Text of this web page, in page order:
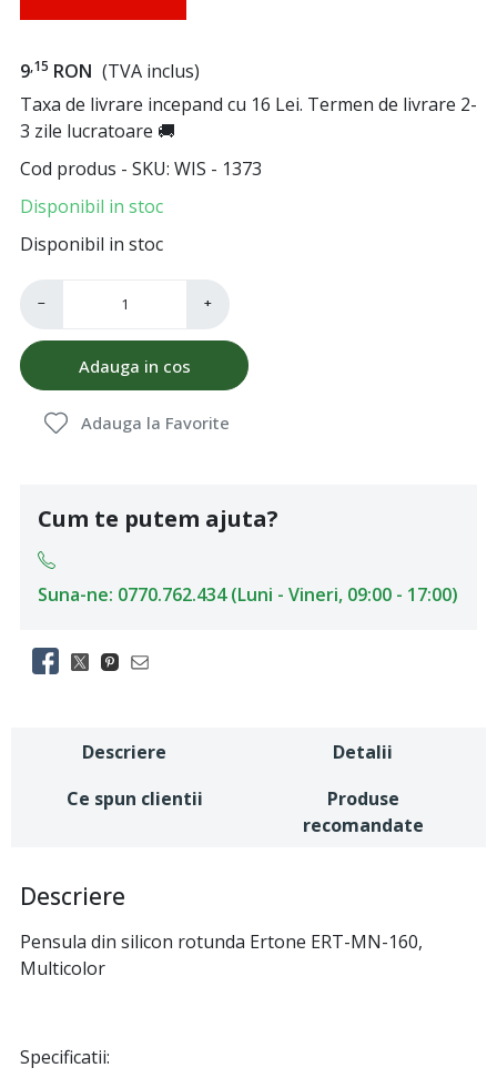
9,15 RON (TVA inclus)
Taxa de livrare incepand cu 16 Lei. Termen de livrare 2-
3 zile lucratoare 🚚
Cod produs - SKU WIS - 1373
Disponibil in stoc
Disponibil in stoc
− +
Adauga in cos
Adauga la Favorite
Cum te putem ajuta?
Suna-ne: 0770.762.434 (Luni - Vineri, 09:00 - 17:00)
Descriere
Detalii
Ce spun clientii
Produse
recomandate
Descriere
Pensula din silicon rotunda Ertone ERT-MN-160,
Multicolor
Specificatii: